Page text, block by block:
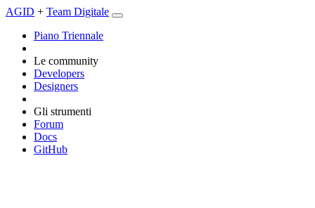
AGID + Team Digitale
Piano Triennale
Le community
Developers
Designers
Gli strumenti
Forum
Docs
GitHub